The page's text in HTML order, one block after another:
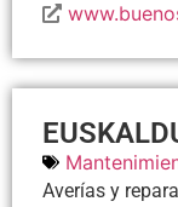
Averías y